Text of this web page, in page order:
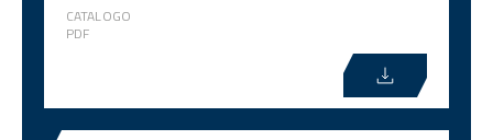
CATALOGO
PDF